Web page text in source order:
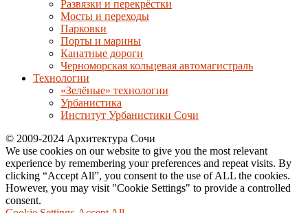
Развязки и перекрёстки
Мосты и переходы
Парковки
Порты и марины
Канатные дороги
Черноморская кольцевая автомагистраль
Технологии
«Зелёные» технологии
Урбанистика
Институт Урбанистики Сочи
© 2009-2024 Архитектура Сочи
We use cookies on our website to give you the most relevant
experience by remembering your preferences and repeat visits. By
clicking “Accept All”, you consent to the use of ALL the cookies.
However, you may visit "Cookie Settings" to provide a controlled
consent.